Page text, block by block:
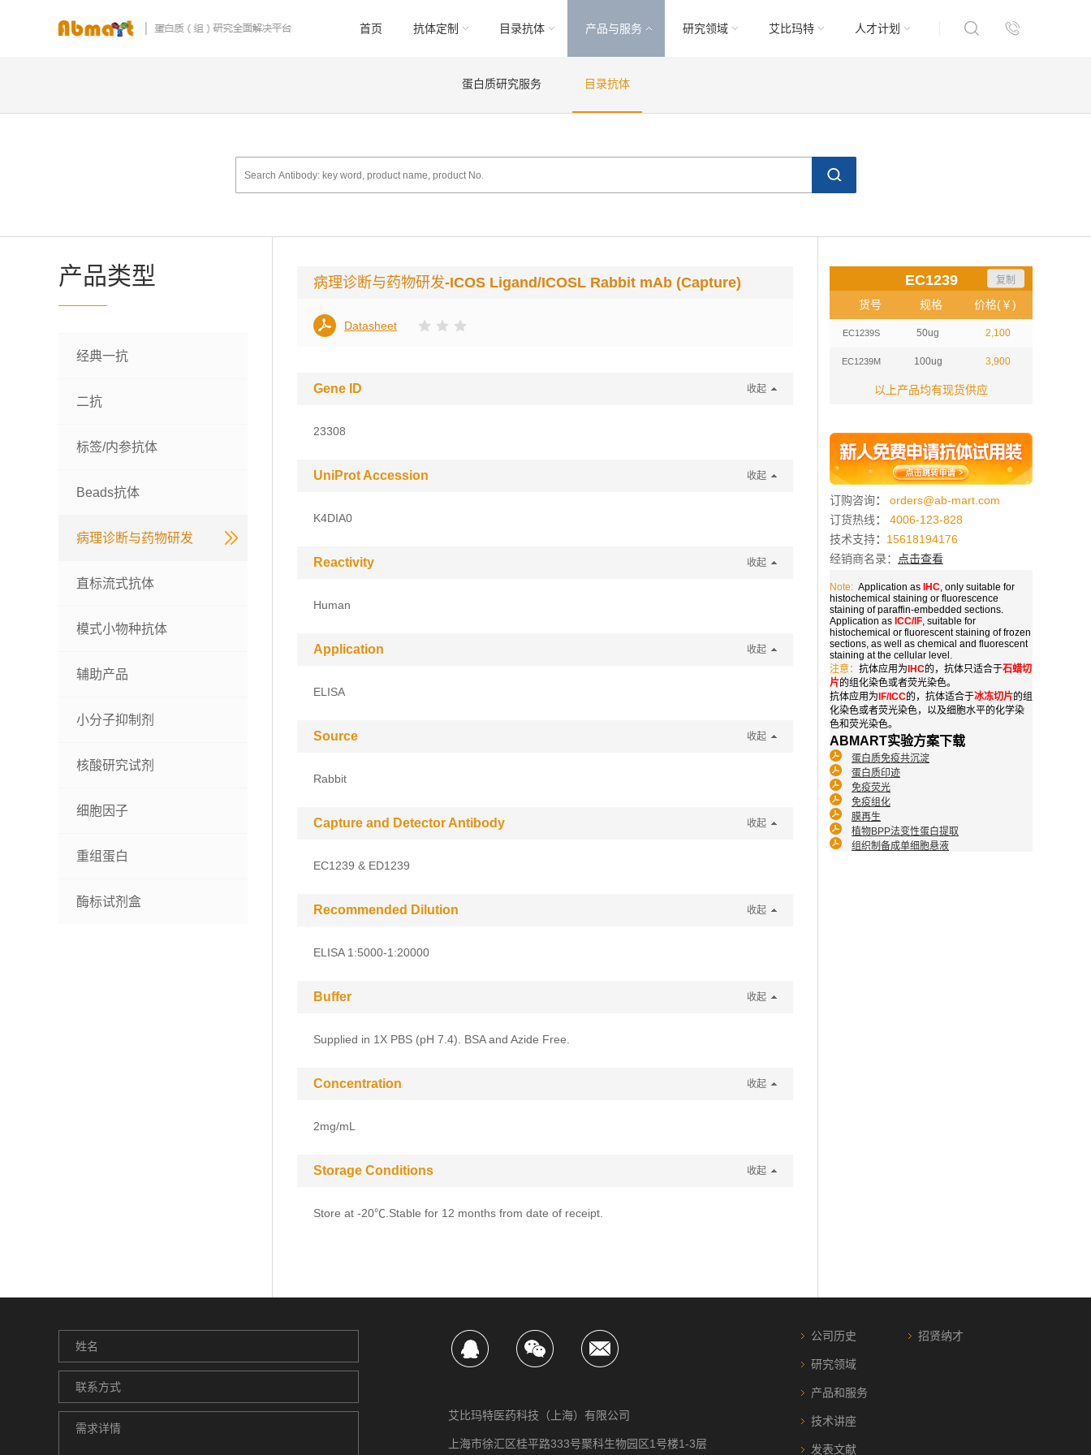
首页 抗体定制 目录抗体 产品与服务 研究领域 艾比玛特 人才计划
蛋白质研究服务 目录抗体
产品类型
经典一抗
二抗
标签/内参抗体
Beads抗体
病理诊断与药物研发
直标流式抗体
模式小物种抗体
辅助产品
小分子抑制剂
核酸研究试剂
细胞因子
重组蛋白
酶标试剂盒
EC1239 复制
货号 规格 价格(￥)
EC1239S 50ug 2,100
EC1239M 100ug 3,900
以上产品均有现货供应
订购咨询：
orders@ab-mart.com
订货热线：
4006-123-828
技术支持： 15618194176
经销商名录：
点击查看
Note: Application as IHC, only suitable for
histochemical staining or fluorescence
staining of paraffin-embedded sections.
Application as ICC/IF, suitable for
histochemical or fluorescent staining of frozen
sections, as well as chemical and fluorescent
staining at the cellular level.
注意： 抗体应用为 IHC的，抗体只适合于石蜡切
片的组化染色或者荧光染色。
抗体应用为 IF/ICC的，抗体适合于冰冻切片的组
化染色或者荧光染色，以及细胞水平的化学染
色和荧光染色。
ABMART实验方案下载
蛋白质免疫共沉淀
蛋白质印迹
免疫荧光
免疫组化
膜再生
植物BPP法变性蛋白提取
组织制备成单细胞悬液
病理诊断与药物研发-ICOS Ligand/ICOSL Rabbit mAb (Capture)
Datasheet
Gene ID 收起
23308
UniProt Accession 收起
K4DIA0
Reactivity 收起
Human
Application 收起
ELISA
Source 收起
Rabbit
Capture and Detector Antibody 收起
EC1239 & ED1239
Recommended Dilution 收起
ELISA 1:5000-1:20000
Buffer 收起
Supplied in 1X PBS (pH 7.4). BSA and Azide Free.
Concentration 收起
2mg/mL
Storage Conditions 收起
Store at -20℃.Stable for 12 months from date of receipt.
艾比玛特医药科技（上海）有限公司
上海市徐汇区桂平路333号聚科生物园区1号楼1-3层
公司历史
研究领域
产品和服务
技术讲座
发表文献
招贤纳才